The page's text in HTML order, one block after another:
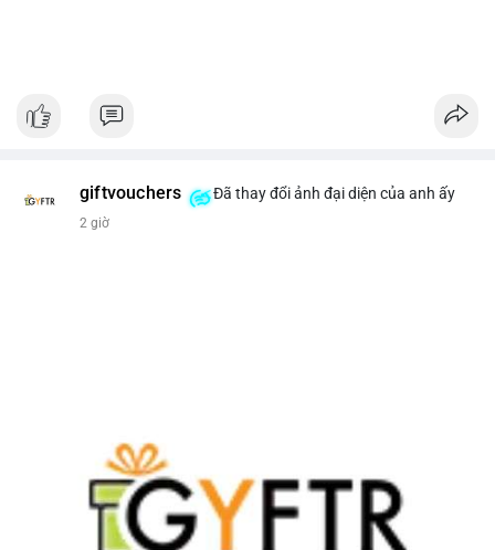
giftvouchers Đã thay đổi ảnh đại diện của anh ấy
2 giờ